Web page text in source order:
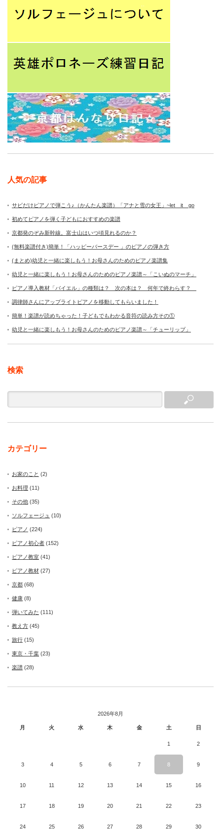
人気の記事
サビだけピアノで弾こう♪（かんたん楽譜）「アナと雪の女王」~let it go
初めてピアノを弾く子どもにおすすめの楽譜
京都発のぞみ新幹線。富士山はいつ頃見れるのか？
(無料楽譜付き)簡単！「ハッピーバースデー 」のピアノの弾き方
(まとめ)幼児と一緒に楽しもう！お母さんのためのピアノ楽譜集
幼児と一緒に楽しもう！お母さんのためのピアノ楽譜～「こいぬのマーチ」
ピアノ導入教材「バイエル」の種類は？ 次の本は？ 何年で終わらす？
調律師さんにアップライトピアノを移動してもらいました！
簡単！楽譜が読めちゃった！子どもでもわかる音符の読み方その①
幼児と一緒に楽しもう！お母さんのためのピアノ楽譜～「チューリップ」
検索
カテゴリー
お家のこと (2)
お料理 (11)
その他 (35)
ソルフェージュ (10)
ピアノ (224)
ピアノ初心者 (152)
ピアノ教室 (41)
ピアノ教材 (27)
京都 (68)
健康 (8)
弾いてみた (111)
教え方 (45)
旅行 (15)
東京・千葉 (23)
楽譜 (28)
2026年8月
月 火 水 木 金 土 日
1 2
3 4 5 6 7 8 9
10 11 12 13 14 15 16
17 18 19 20 21 22 23
24 25 26 27 28 29 30